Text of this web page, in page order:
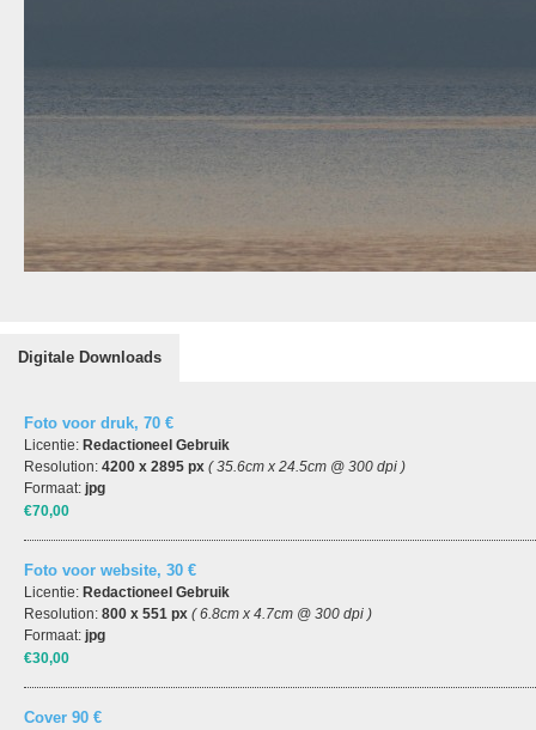
Digitale Downloads
Foto voor druk, 70 €
Licentie: Redactioneel Gebruik
Resolution: 4200 x 2895 px ( 35.6cm x 24.5cm @ 300 dpi )
Formaat: jpg
€70,00
Foto voor website, 30 €
Licentie: Redactioneel Gebruik
Resolution: 800 x 551 px ( 6.8cm x 4.7cm @ 300 dpi )
Formaat: jpg
€30,00
Cover 90 €